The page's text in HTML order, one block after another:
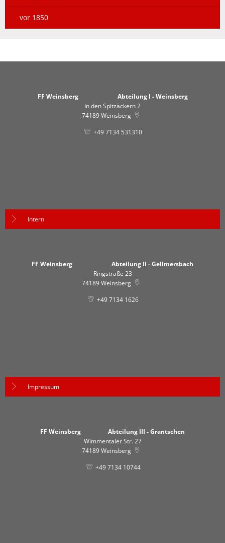
vor 1850
FF Weinsberg Abteilung I - Weinsberg
In den Spitzäckern 2
74189Weinsberg
+49 7134 531310
Intern
FF Weinsberg Abteilung II - Gellmersbach
Ringstraße 23
74189Weinsberg
+49 7134 1626
Impressum
FF Weinsberg Abteilung III - Grantschen
Wimmentaler Str. 27
74189Weinsberg
+49 7134 10744